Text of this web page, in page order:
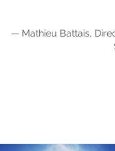
— Mathieu Battais,